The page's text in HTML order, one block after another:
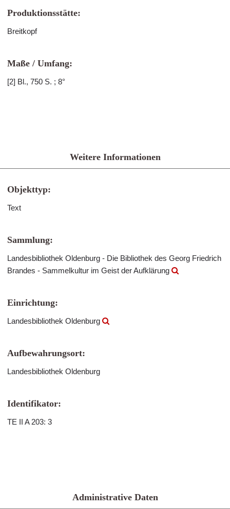
Produktionsstätte:
Breitkopf
Maße / Umfang:
[2] Bl., 750 S. ; 8°
Weitere Informationen
Objekttyp:
Text
Sammlung:
Landesbibliothek Oldenburg - Die Bibliothek des Georg Friedrich
Brandes - Sammelkultur im Geist der Aufklärung
Einrichtung:
Landesbibliothek Oldenburg
Aufbewahrungsort:
Landesbibliothek Oldenburg
Identifikator:
TE II A 203: 3
Administrative Daten